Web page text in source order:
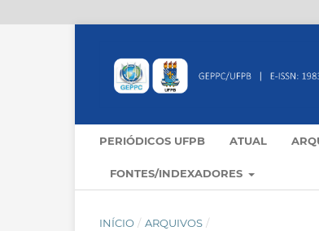
PERIÓDICOS UFPB ATUAL
FONTES/INDEXADORES
INÍCIO / ARQUIVOS /